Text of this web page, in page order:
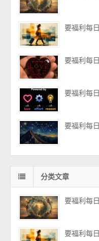
要福利每
要福利每
要福利每
要福利每
分类文章
要福利每
要福利每